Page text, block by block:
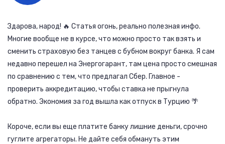
Здарова, народ! 🔥 Статья огонь, реально полезная инфо.
Многие вообще не в курсе, что можно просто так взять и
сменить страховую без танцев с бубном вокруг банка. Я сам
недавно перешел на Энергогарант, там цена просто смешная
по сравнению с тем, что предлагал Сбер. Главное -
проверить аккредитацию, чтобы ставка не прыгнула
обратно. Экономия за год вышла как отпуск в Турцию 🌴
Короче, если вы еще платите банку лишние деньги, срочно
гуглите агрегаторы. Не дайте себя обмануть этим